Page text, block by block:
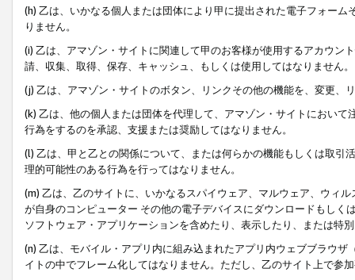
(h) 乙は、いかなる個人または団体により甲に提出された電子フォー
りません。
(i) 乙は、アマゾン・サイトに関連して甲のお客様が使用するアカウン
請、収集、取得、保存、キャッシュ、もしくは使用してはなりません。
(j) 乙は、アマゾン・サイトのボタン、リンクその他の機能を、変更、
(k) 乙は、他の個人または団体を代理して、アマゾン・サイトにおい
行為をするのを承認、支援または奨励してはなりません。
(l) 乙は、甲と乙との関係について、または何らかの機能もしくは取
理的可能性のある行為を行ってはなりません。
(m) 乙は、乙のサイトに、いかなるスパイウェア、マルウェア、ウィ
が自身のコンピューター その他の電子デバイスにダウンロードもし
ソフトウェア・アプリケーションを含めたり、表示したり、または特
(n) 乙は、モバイル・アプリ内に組み込まれたアプリ内ウェブブラウ
イトの中でフレーム化してはなりません。ただし、乙のサイト上で参